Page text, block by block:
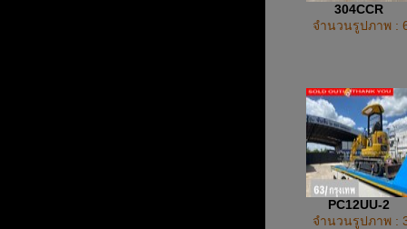
304CCR
จำนวนรูปภาพ :
PC12UU-2
จำนวนรูปภาพ :